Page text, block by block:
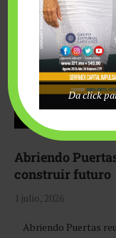
Abriendo
construir futuro
1 julio, 2026
Abriendo Puertas
Da click